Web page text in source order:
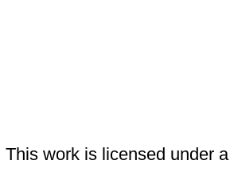
This work is licensed under a